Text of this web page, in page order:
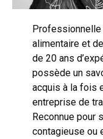
Professionnelle
alimentaire et
de 20 ans
possède un
acquis à la fois
entreprise de
Reconnue pour
contagieuse ou